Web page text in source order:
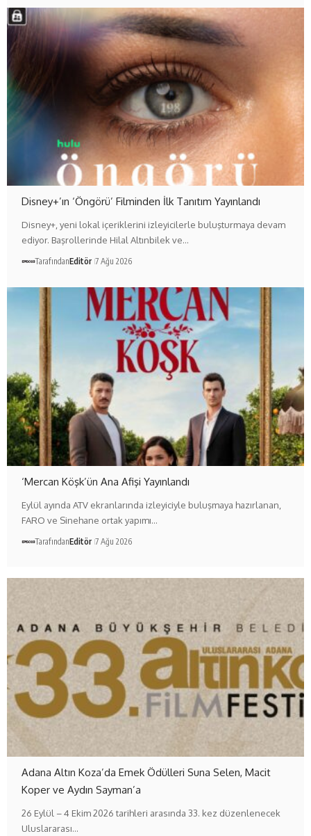
Disney+’ın ‘Öngörü’ Filminden İlk Tanıtım Yayınlandı
Disney+, yeni lokal içeriklerini izleyicilerle buluşturmaya devam
ediyor. Başrollerinde Hilal Altınbilek ve…
TarafındanEditör 7 Ağu 2026
‘Mercan Köşk’ün Ana Afişi Yayınlandı
Eylül ayında ATV ekranlarında izleyiciyle buluşmaya hazırlanan,
FARO ve Sinehane ortak yapımı…
TarafındanEditör 7 Ağu 2026
Adana Altın Koza’da Emek Ödülleri Suna Selen, Macit
Koper ve Aydın Sayman’a
26 Eylül – 4 Ekim 2026 tarihleri arasında 33. kez düzenlenecek
Uluslararası…